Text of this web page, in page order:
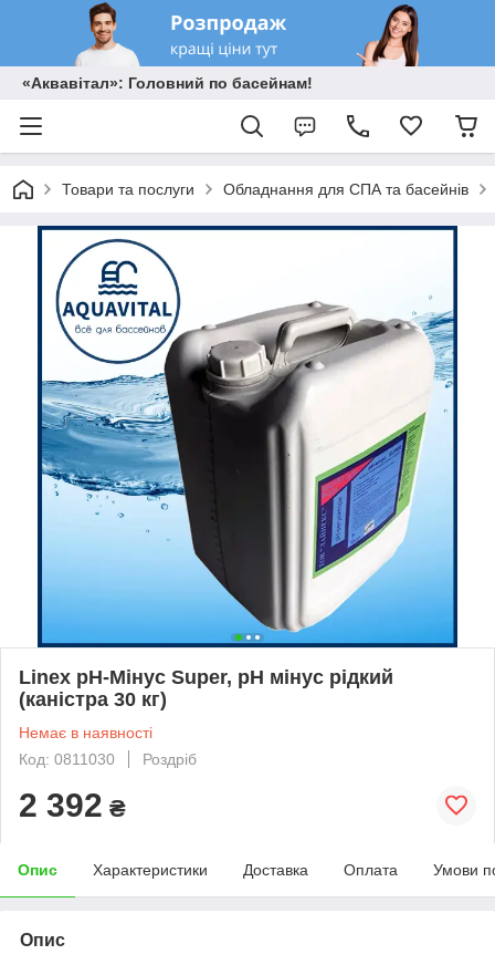
«Аквавітал»: Головний по басейнам!
Товари та послуги Обладнання для СПА та басейнів
Linex pH-Мінус Super, pH мінус рідкий
(каністра 30 кг)
Немає в наявності
Код: 0811030
Роздріб
2 392 ₴
Опис Характеристики Доставка Оплата Умови
Опис